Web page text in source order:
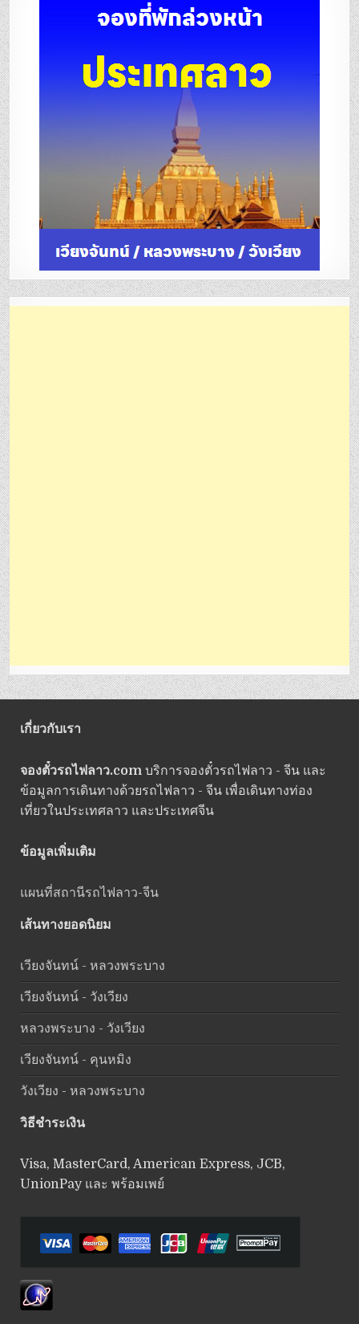
เกี่ยวกับเรา
จองตั๋วรถไฟลาว.com บริการจองตั๋วรถไฟลาว - จีน และ
ข้อมูลการเดินทางด้วยรถไฟลาว - จีน เพื่อเดินทางท่อง
เที่ยวในประเทศลาว และประเทศจีน
ข้อมูลเพิ่มเติม
แผนที่สถานีรถไฟลาว-จีน
เส้นทางยอดนิยม
เวียงจันทน์ - หลวงพระบาง
เวียงจันทน์ - วังเวียง
หลวงพระบาง - วังเวียง
เวียงจันทน์ - คุนหมิง
วังเวียง - หลวงพระบาง
วิธีชำระเงิน
Visa, MasterCard, American Express, JCB,
UnionPay และ พร้อมเพย์